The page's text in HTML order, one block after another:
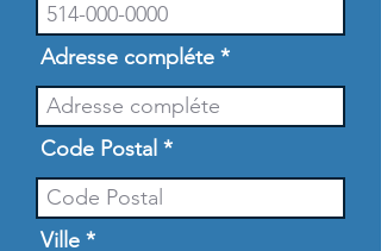
Adresse compléte
Code Postal
Ville